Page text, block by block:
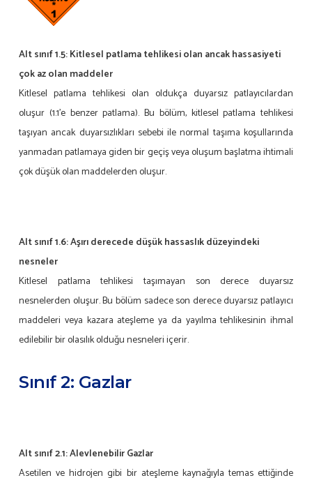
Alt sınıf 1.5:Kitlesel patlama tehlikesi olan ancak hassasiyeti
çok az olan maddeler
Kitlesel patlama tehlikesi olan oldukça duyarsız patlayıcılardan
oluşur (1.1’e benzer patlama). Bu bölüm, kitlesel patlama tehlikesi
taşıyan ancak duyarsızlıkları sebebi ile normal taşıma koşullarında
yanmadan patlamaya giden bir geçiş veya oluşum başlatma ihtimali
çok düşük olan maddelerden oluşur.
Alt sınıf 1.6:Aşırı derecede düşük hassaslık düzeyindeki
nesneler
Kitlesel patlama tehlikesi taşımayan son derece duyarsız
nesnelerden oluşur. Bu bölüm sadece son derece duyarsız patlayıcı
maddeleri veya kazara ateşleme ya da yayılma tehlikesinin ihmal
edilebilir bir olasılık olduğu nesneleri içerir.
Sınıf 2: Gazlar
Alt sınıf 2.1: Alevlenebilir Gazlar
Asetilen ve hidrojen gibi bir ateşleme kaynağıyla temas ettiğinde